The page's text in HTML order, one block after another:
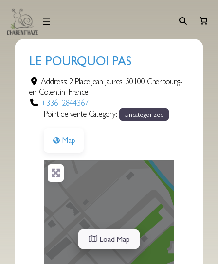
contenu
LE POURQUOI PAS
Address: 2 Place Jean Jaures, 50100 Cherbourg-
en-Cotentin, France
+33612844367
Point de vente Category:
Uncategorized
Map
Load Map